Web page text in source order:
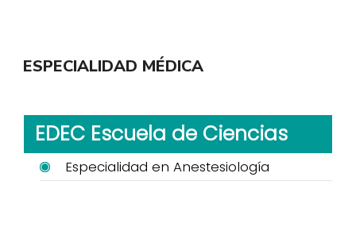
ESPECIALIDAD MÉDICA
EDEC Escuela de Ciencias
Especialidad en Anestesiología